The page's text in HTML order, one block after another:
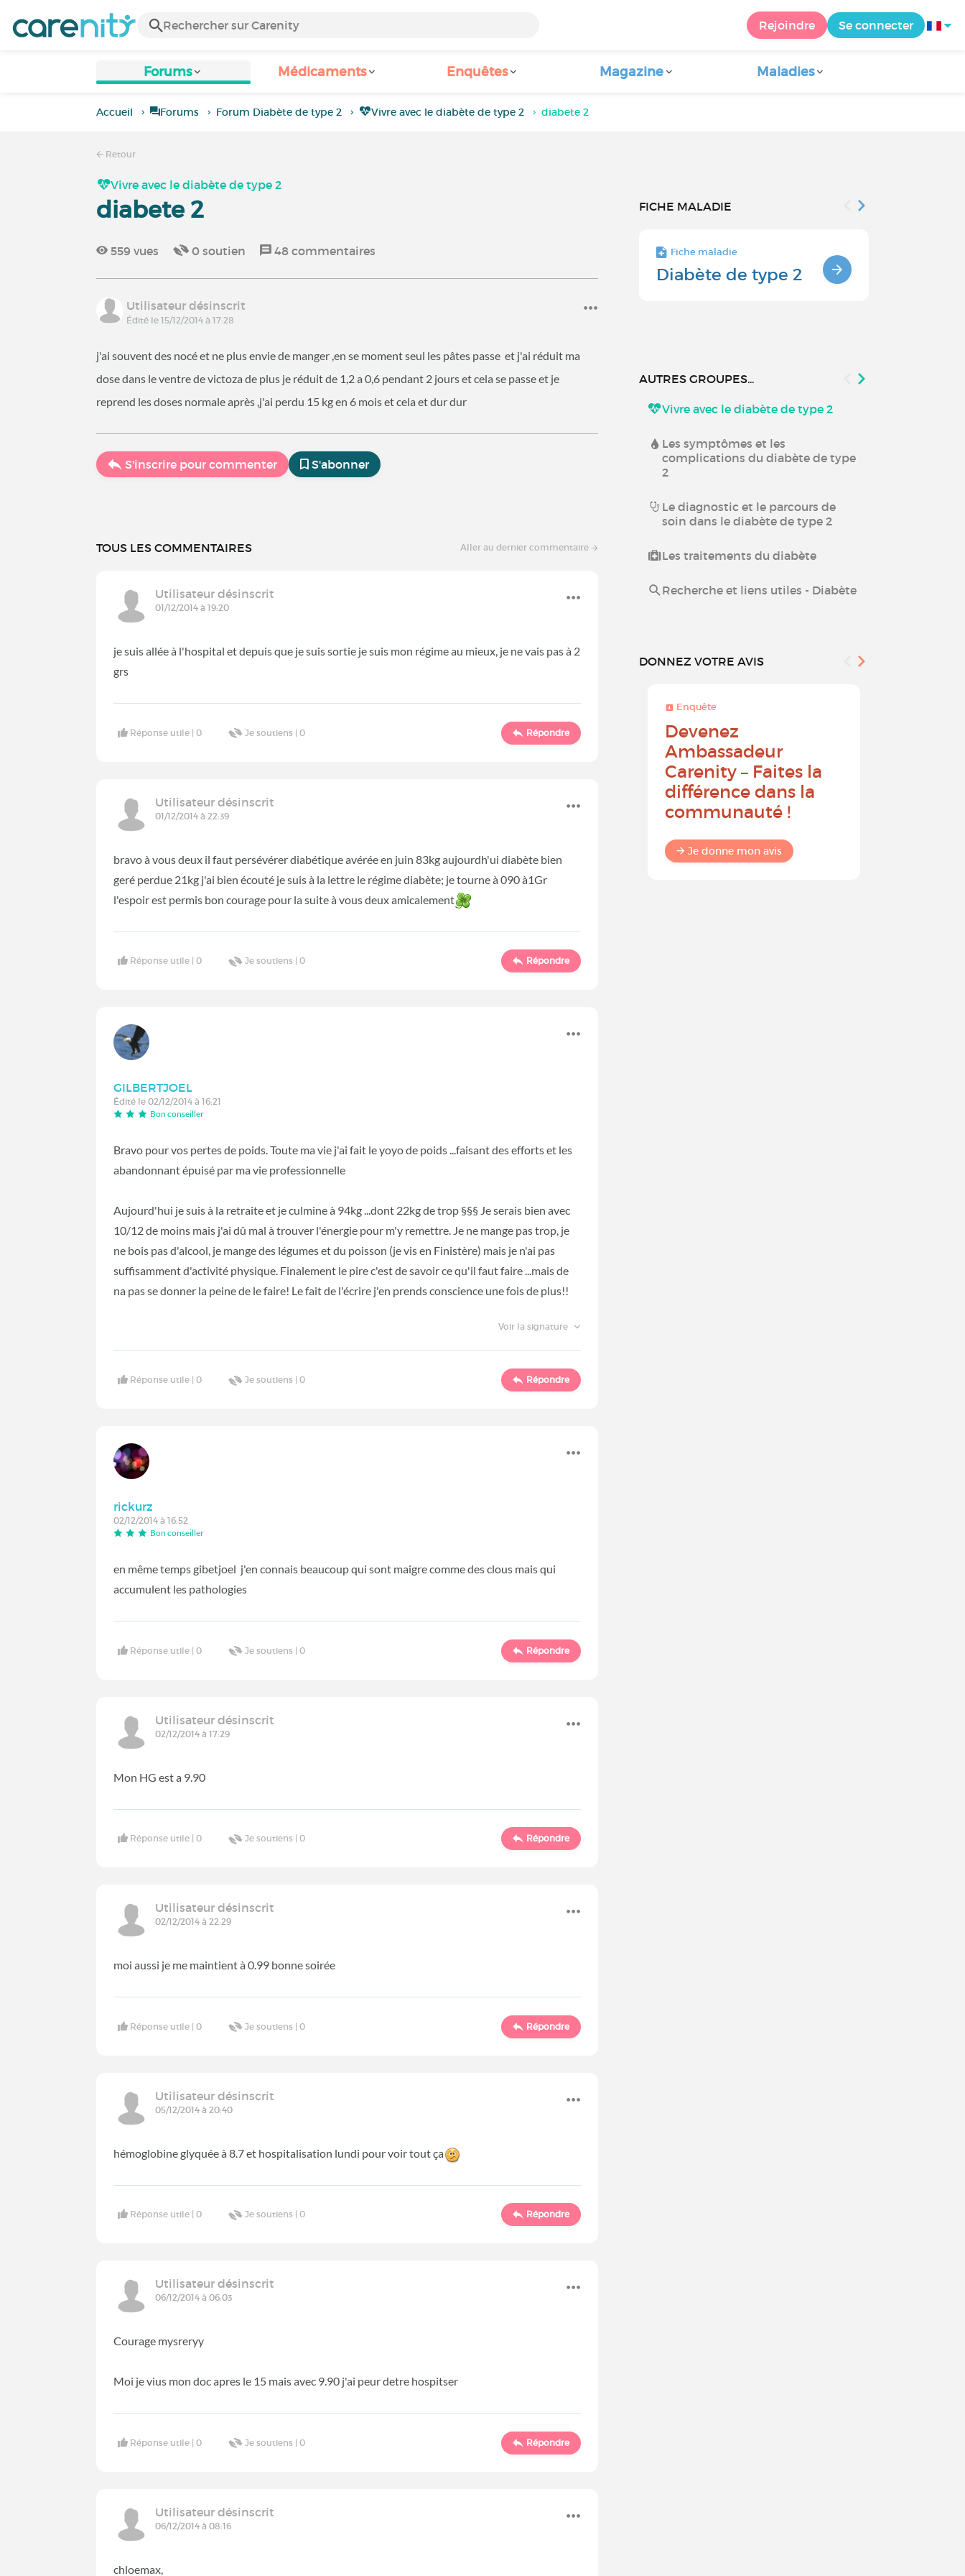
Rejoindre Se connecter
Forums Médicaments Enquêtes Magazine Maladies
Accueil Forums Forum Diabète de type 2 Vivre avec le diabète de type 2 diabete 2
Retour
Vivre avec le diabète de type 2
diabete 2
559 vues 0 soutien 48 commentaires
Utilisateur désinscrit
Édité le 15/12/2014 à 17:28
j'ai souvent des nocé et ne plus envie de manger ,en se moment seul les pâtes passe et j'ai réduit ma
dose dans le ventre de victoza de plus je réduit de 1,2 a 0,6 pendant 2 jours et cela se passe et je
reprend les doses normale après ,j'ai perdu 15 kg en 6 mois et cela et dur dur
S'inscrire pour commenter S'abonner
TOUS LES COMMENTAIRES Aller au dernier commentaire
Utilisateur désinscrit
01/12/2014 à 19:20
je suis allée à l'hospital et depuis que je suis sortie je suis mon régime au mieux, je ne vais pas à 2
grs
Réponse utile |0 Je soutiens |0 Répondre
Utilisateur désinscrit
01/12/2014 à 22:39
bravo à vous deux il faut persévérer diabétique avérée en juin 83kg aujourdh'ui diabète bien
geré perdue 21kg j'ai bien écouté je suis à la lettre le régime diabète; je tourne à 090 à1Gr
l'espoir est permis bon courage pour la suite à vous deux amicalement
Réponse utile |0 Je soutiens |0 Répondre
GILBERTJOEL
Édité le 02/12/2014 à 16:21
Bon conseiller
Bravo pour vos pertes de poids. Toute ma vie j'ai fait le yoyo de poids ...faisant des efforts et les
abandonnant épuisé par ma vie professionnelle
Aujourd'hui je suis à la retraite et je culmine à 94kg ...dont 22kg de trop §§§ Je serais bien avec
10/12 de moins mais j'ai dû mal à trouver l'énergie pour m'y remettre. Je ne mange pas trop, je
ne bois pas d'alcool, je mange des légumes et du poisson (je vis en Finistère) mais je n'ai pas
suffisamment d'activité physique. Finalement le pire c'est de savoir ce qu'il faut faire ...mais de
na pas se donner la peine de le faire! Le fait de l'écrire j'en prends conscience une fois de plus!!
Voir la signature
Réponse utile |0 Je soutiens |0 Répondre
rickurz
02/12/2014 à 16:52
Bon conseiller
en même temps gibetjoel j'en connais beaucoup qui sont maigre comme des clous mais qui
accumulent les pathologies
Réponse utile |0 Je soutiens |0 Répondre
Utilisateur désinscrit
02/12/2014 à 17:29
Mon HG est a 9.90
Réponse utile |0 Je soutiens |0 Répondre
Utilisateur désinscrit
02/12/2014 à 22:29
moi aussi je me maintient à 0.99 bonne soirée
Réponse utile |0 Je soutiens |0 Répondre
Utilisateur désinscrit
05/12/2014 à 20:40
hémoglobine glyquée à 8.7 et hospitalisation lundi pour voir tout ça
Réponse utile |0 Je soutiens |0 Répondre
Utilisateur désinscrit
06/12/2014 à 06:03
Courage mysreryy
Moi je vius mon doc apres le 15 mais avec 9.90 j'ai peur detre hospitser
Réponse utile |0 Je soutiens |0 Répondre
Utilisateur désinscrit
06/12/2014 à 08:16
chloemax,
FICHE MALADIE
Fiche maladie
Diabète de type 2
AUTRES GROUPES...
Vivre avec le diabète de type 2
Les symptômes et les
complications du diabète de type
2
Le diagnostic et le parcours de
soin dans le diabète de type 2
Les traitements du diabète
Recherche et liens utiles - Diabète
DONNEZ VOTRE AVIS
Enquête
Devenez
Ambassadeur
Carenity – Faites la
différence dans la
communauté !
Je donne mon avis